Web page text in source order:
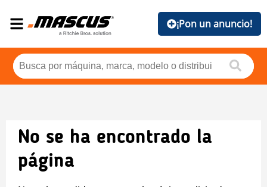
¡Pon un anuncio!
No se ha encontrado la
página